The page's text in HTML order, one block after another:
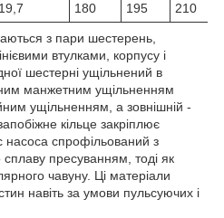
19,7 180 195 210
з пари шестерень,
втулками, корпусу і
шестерні ущільнений в
манжетним ущільненням
ущільненням, а зовнішній -
кільце закріплює
насоса спрофільований з
сплаву пресуванням, тоді як
чавуну. Ці матеріали
навіть за умови пульсуючих і